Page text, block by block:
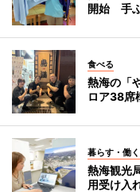
開始 手
食べる
熱海の「
ロア38席
暮らす・働く
熱海観光
用受け入